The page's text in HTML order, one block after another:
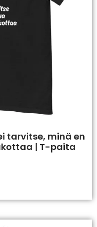
tarvitse, minä en
| T-paita